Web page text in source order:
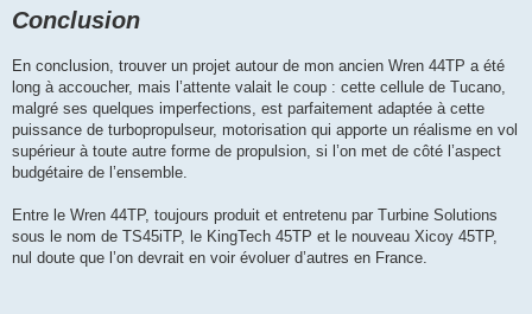
Conclusion
En conclusion, trouver un projet autour de mon ancien Wren 44TP a été
long à accoucher, mais l’attente valait le coup : cette cellule de Tucano,
malgré ses quelques imperfections, est parfaitement adaptée à cette
puissance de turbopropulseur, motorisation qui apporte un réalisme en vol
supérieur à toute autre forme de propulsion, si l’on met de côté l’aspect
budgétaire de l’ensemble.
Entre le Wren 44TP, toujours produit et entretenu par Turbine Solutions
sous le nom de TS45iTP, le KingTech 45TP et le nouveau Xicoy 45TP,
nul doute que l’on devrait en voir évoluer d’autres en France.